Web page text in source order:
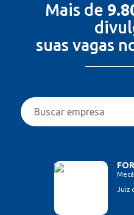
Mais de
suas vagas
Juiz